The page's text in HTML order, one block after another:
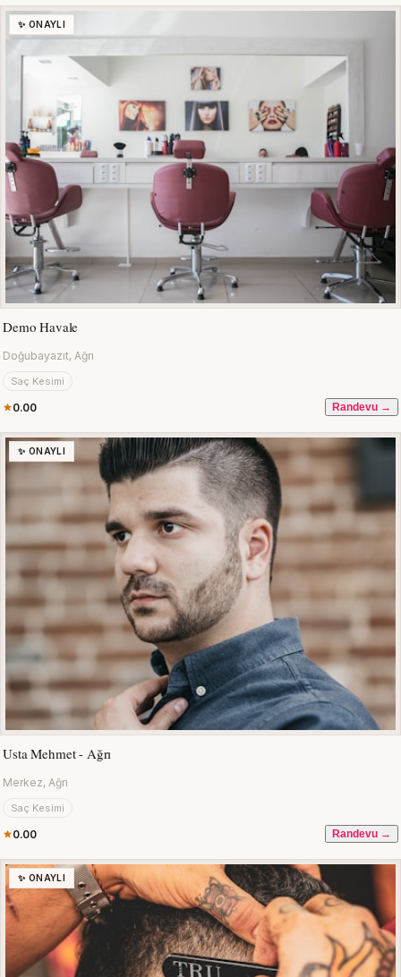
✨ ONAYLI
Demo Havale
Doğubayazıt, Ağrı
Saç Kesimi
0.00 Randevu →
✨ ONAYLI
Usta Mehmet - Ağrı
Merkez, Ağrı
Saç Kesimi
0.00 Randevu →
✨ ONAYLI